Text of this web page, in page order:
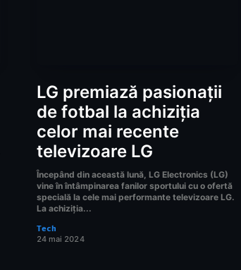
LG premiază pasionații
de fotbal la achiziția
celor mai recente
televizoare LG
Începând din această lună, LG Electronics (LG)
vine în întâmpinarea fanilor sportului cu o ofertă
specială la cele mai performante televizoare LG.
La achiziția...
Tech
24 mai 2024